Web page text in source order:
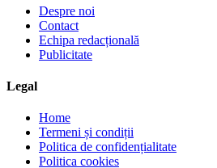
Despre noi
Contact
Echipa redacțională
Publicitate
Legal
Home
Termeni și condiții
Politica de confidențialitate
Politica cookies